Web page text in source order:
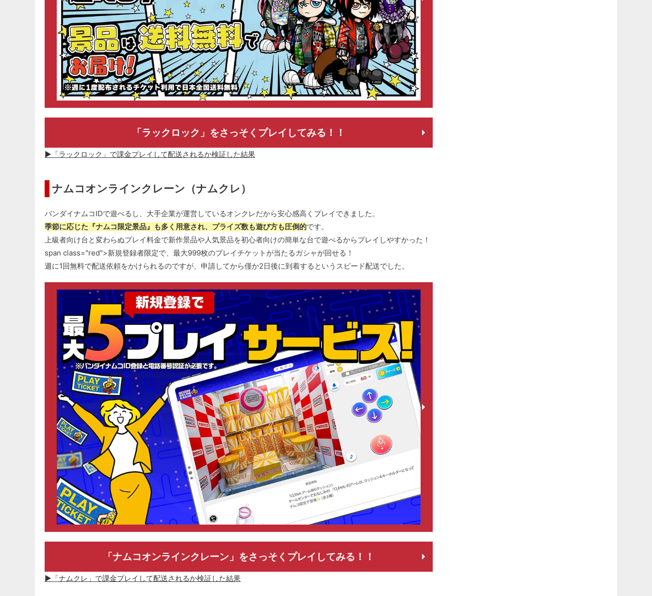
「ラックロック」をさっそくプレイしてみる！！
▶「ラックロック」で課金プレイして配送されるか検証した結果
ナムコオンラインクレーン（ナムクレ）
バンダイナムコIDで遊べるし、大手企業が運営しているオンクレだから安心感高くプレイできました。
季節に応じた『ナムコ限定景品』も多く用意され、プライズ数も遊び方も圧倒的です。
上級者向け台と変わらぬプレイ料金で新作景品や人気景品を初心者向けの簡単な台で遊べるからプレイしやすかった！
span class="red">新規登録者限定で、最大999枚のプレイチケットが当たるガシャが回せる！
週に1回無料で配送依頼をかけられるのですが、申請してから僅か2日後に到着するというスピード配送でした。
「ナムコオンラインクレーン」をさっそくプレイしてみる！！
▶「ナムクレ」で課金プレイして配送されるか検証した結果